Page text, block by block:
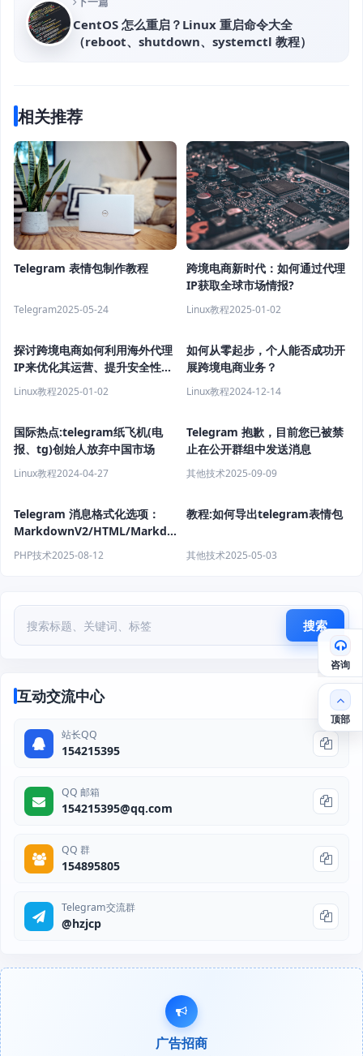
CentOS 怎么重启？Linux 重启命令大全
（reboot、shutdown、systemctl 教程）
相关推荐
Telegram 表情包制作教程
Telegram2025-05-24
跨境电商新时代：如何通过代理
IP获取全球市场情报?
Linux教程2025-01-02
探讨跨境电商如何利用海外代理
IP来优化其运营、提升安全性以
及获取市场洞察?
Linux教程2025-01-02
如何从零起步，个人能否成功开
展跨境电商业务？
Linux教程2024-12-14
国际热点:telegram纸飞机(电
报、tg)创始人放弃中国市场
Linux教程2024-04-27
Telegram 抱歉，目前您已被禁
止在公开群组中发送消息
其他技术2025-09-09
Telegram 消息格式化选项：
MarkdownV2/HTML/Markdown
格式
PHP技术2025-08-12
教程:如何导出telegram表情包
其他技术2025-05-03
搜索
互动交流中心
站长QQ
154215395
QQ 邮箱
154215395@qq.com
QQ 群
154895805
Telegram交流群
@hzjcp
广告招商
咨询
顶部